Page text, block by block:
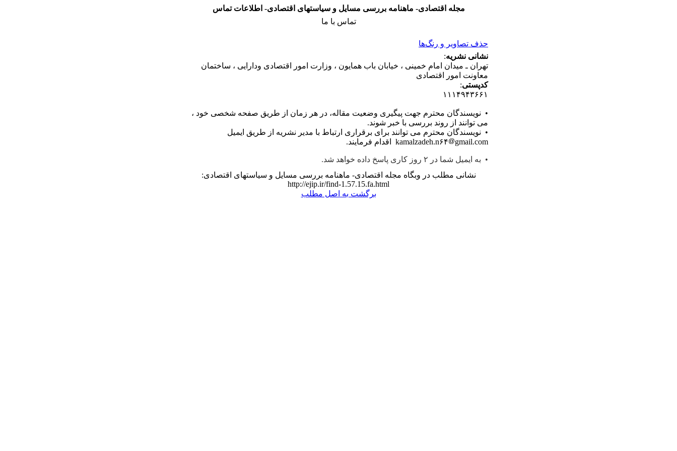
مجله اقتصادی- ماهنامه بررسی مسایل و سیاستهای اقتصادی- اطلاعات تماس
تماس با ما
حذف تصاویر و رنگ‌ها
نشانی نشریه:
تهران ـ میدان امام خمینی ، خیابان باب همایون ، وزارت امور اقتصادی ودارایی ، ساختمان
معاونت امور اقتصادی
کدپستی:
۱۱۱۴۹۴۳۶۶۱
• نویسندگان محترم جهت پیگیری وضعیت مقاله، در هر زمان از طریق صفحه شخصی خود ،
می توانند از روند بررسی با خبر شوند.
• نویسندگان محترم می توانند برای برقراری ارتباط با مدیر نشریه از طریق ایمیل
kamalzadeh.n۶۴
gmail.com اقدام فرمایند.
• به ایمیل شما در ۲ روز کاری پاسخ داده خواهد شد.
نشانی مطلب در وبگاه مجله اقتصادی- ماهنامه بررسی مسایل و سیاستهای اقتصادی:
http://ejip.ir/find-1.57.15.fa.html
برگشت به اصل مطلب